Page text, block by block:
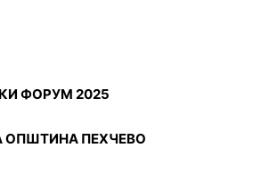
ФОРУМ 2025
ОПШТИНА ПЕХЧЕВО